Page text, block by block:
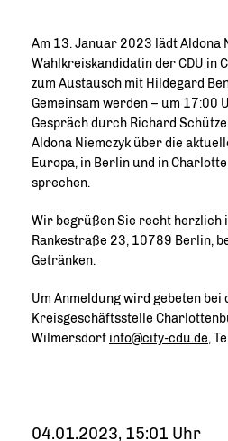
Am 13. Januar 2023 lädt Aldona
Wahlkreiskandidatin der CDU in
zum Austausch mit Hildegard
Gemeinsam werden – um 17:00
Gespräch durch Richard
Aldona Niemczyk über die
Europa, in Berlin und in
sprechen.
Wir begrüßen Sie recht herzlich
Rankestraße 23, 10789 Berlin,
Getränken.
Um Anmeldung wird gebeten bei
Kreisgeschäftsstelle
Wilmersdorf info@city-cdu.de,
04.01.2023, 15:01 Uhr